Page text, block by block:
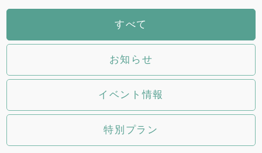
すべて
お知らせ
イベント情報
特別プラン